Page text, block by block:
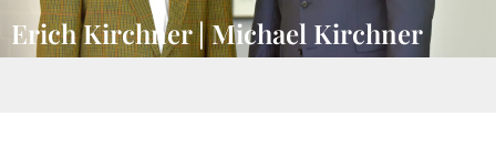
Erich Kirchner | Michael Kirchner